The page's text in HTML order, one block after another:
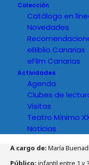
Colección
Catálogo en
Novedades
eBiblio Canarias
eFilm Canarias
Actividades
Agenda
Clubes de
Visitas
Teatro Mínimo
Noticias
Detalles del
A cargo de: María
Público: infantil entre 1 y